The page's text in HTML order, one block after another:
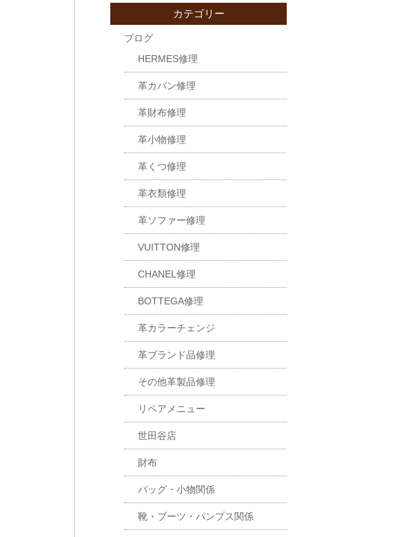
カテゴリー
ブログ
HERMES修理
革カバン修理
革財布修理
革小物修理
革くつ修理
革衣類修理
革ソファー修理
VUITTON修理
CHANEL修理
BOTTEGA修理
革カラーチェンジ
革ブランド品修理
その他革製品修理
リペアメニュー
世田谷店
財布
バッグ・小物関係
靴・ブーツ・パンプス関係